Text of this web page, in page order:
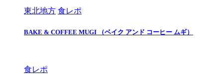
東北地方 食レポ
BAKE & COFFEE MUGI （ベイク アンド コーヒー ムギ）
食レポ